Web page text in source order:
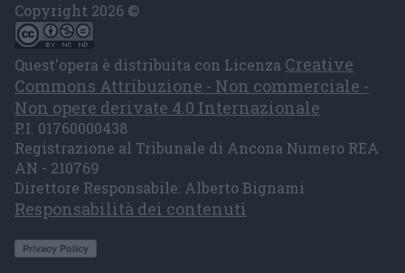
Copyright 2026 ©
Quest'opera è distribuita con Licenza Creative
Commons Attribuzione - Non commerciale -
Non opere derivate 4.0 Internazionale
P.I. 01760000438
Registrazione al Tribunale di Ancona Numero REA
AN - 210769
Direttore Responsabile: Alberto Bignami
Responsabilità dei contenuti